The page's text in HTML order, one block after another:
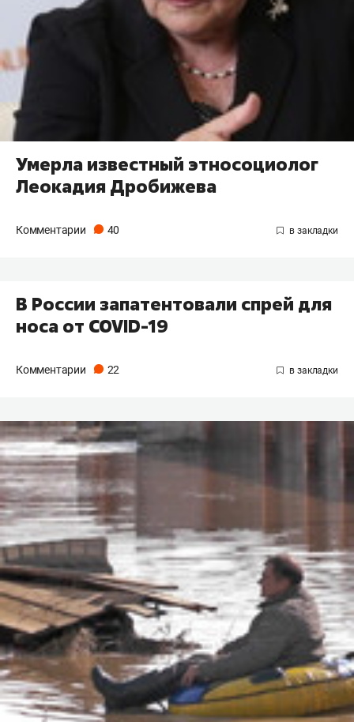
Умерла известный этносоциолог
Леокадия Дробижева
Комментарии 40
В России запатентовали спрей для
носа от COVID-19
Комментарии 22